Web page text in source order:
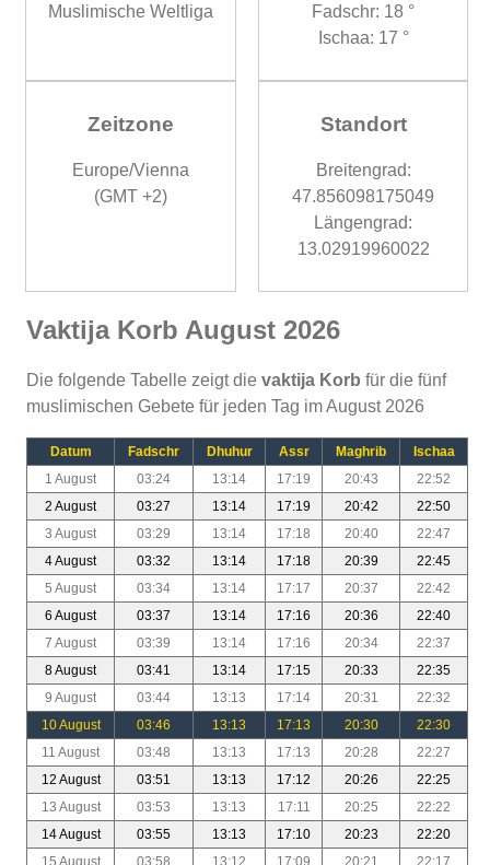
Muslimische Weltliga
Fadschr: 18 °
Ischaa: 17 °
Zeitzone
Europe/Vienna
(GMT +2)
Standort
Breitengrad:
47.856098175049
Längengrad:
13.02919960022
Vaktija Korb August 2026
Die folgende Tabelle zeigt die vaktija Korb für die fünf
muslimischen Gebete für jeden Tag im August 2026
Datum Fadschr Dhuhur Assr Maghrib
Ischaa
1 August
03:24 13:14 17:19 20:43
22:52
2 August
03:27 13:14 17:19 20:42
22:50
3 August
03:29 13:14 17:18 20:40
22:47
4 August
03:32 13:14 17:18 20:39
22:45
5 August
03:34 13:14 17:17 20:37
22:42
6 August
03:37 13:14 17:16 20:36
22:40
7 August
03:39 13:14 17:16 20:34
22:37
8 August
03:41 13:14 17:15 20:33
22:35
9 August
03:44 13:13 17:14 20:31
22:32
10 August
03:46 13:13 17:13 20:30
22:30
11 August
03:48 13:13 17:13 20:28
22:27
12 August
03:51 13:13 17:12 20:26
22:25
13 August
03:53 13:13 17:11 20:25
22:22
14 August
03:55 13:13 17:10 20:23
22:20
15 August
03:58 13:12 17:09 20:21 22:17